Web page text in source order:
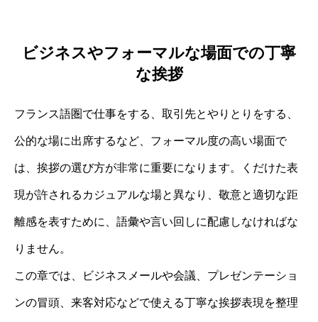
ビジネスやフォーマルな場面での丁寧
な挨拶
フランス語圏で仕事をする、取引先とやりとりをする、
公的な場に出席するなど、フォーマル度の高い場面で
は、挨拶の選び方が非常に重要になります。くだけた表
現が許されるカジュアルな場と異なり、敬意と適切な距
離感を表すために、語彙や言い回しに配慮しなければな
りません。
この章では、ビジネスメールや会議、プレゼンテーショ
ンの冒頭、来客対応などで使える丁寧な挨拶表現を整理